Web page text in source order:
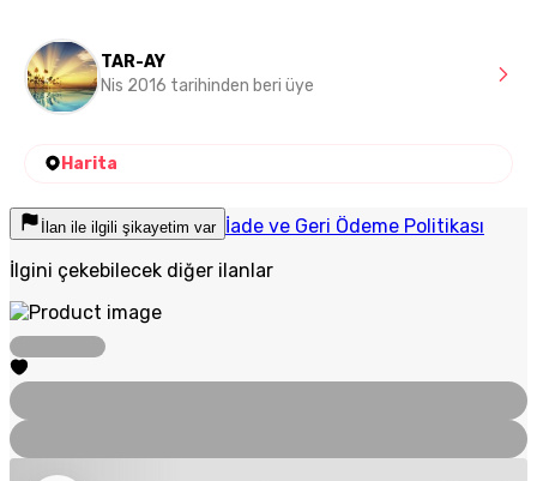
TAR-AY
Nis 2016 tarihinden beri üye
Harita
İlan ile ilgili şikayetim var İade ve Geri Ödeme Politikası
İlgini çekebilecek diğer ilanlar